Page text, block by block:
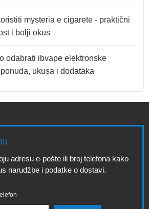
mysteria e cigarete - praktični
i bolji okus
odabrati ibvape elektronske
ukusa i dodataka
adresu e-pošte ili broj telefona kako
narudžbe i podatke o dostavi.